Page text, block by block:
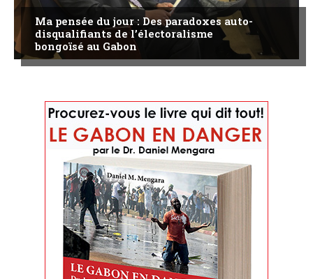
Ma pensée du jour : Des paradoxes auto-
disqualifiants de l’électoralisme
bongoïsé au Gabon